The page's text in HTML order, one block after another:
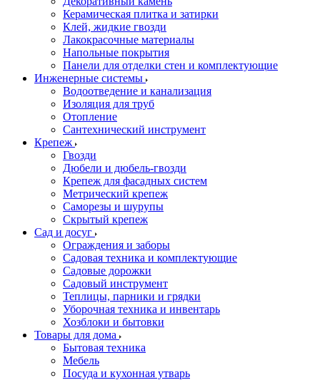
Керамическая плитка и затирки
Клей, жидкие гвозди
Лакокрасочные материалы
Напольные покрытия
Панели для отделки стен и комплектующие
Инженерные системы
Водоотведение и канализация
Изоляция для труб
Отопление
Сантехнический инструмент
Крепеж
Гвозди
Дюбели и дюбель-гвозди
Крепеж для фасадных систем
Метрический крепеж
Саморезы и шурупы
Скрытый крепеж
Сад и досуг
Ограждения и заборы
Садовая техника и комплектующие
Садовые дорожки
Садовый инструмент
Теплицы, парники и грядки
Уборочная техника и инвентарь
Хозблоки и бытовки
Товары для дома
Бытовая техника
Мебель
Посуда и кухонная утварь